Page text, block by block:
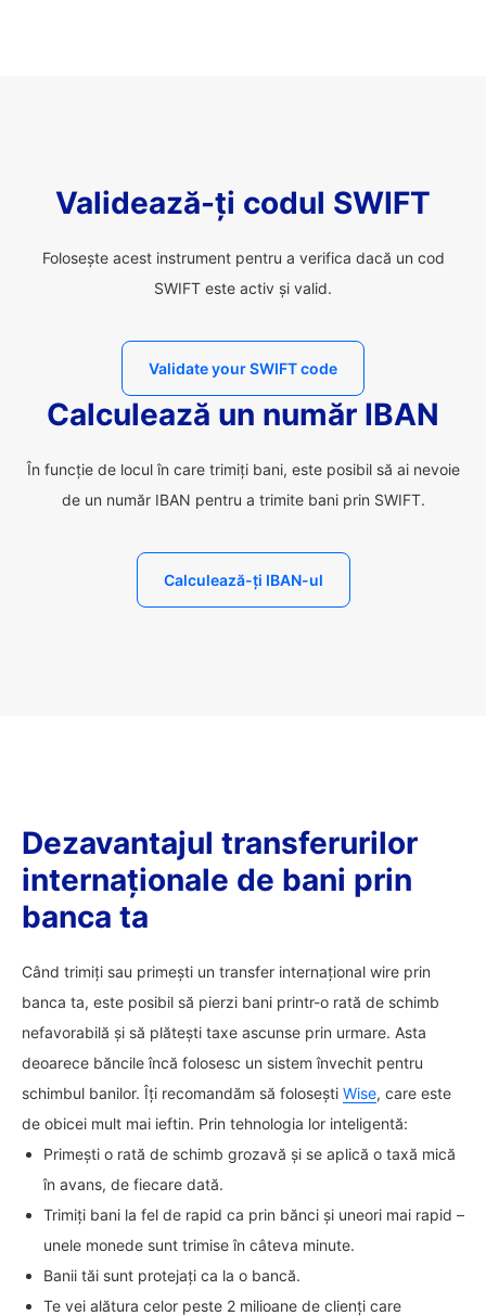
Validează-ți codul SWIFT
Folosește acest instrument pentru a verifica dacă un cod
SWIFT este activ și valid.
Validate your SWIFT code
Calculează un număr IBAN
În funcție de locul în care trimiți bani, este posibil să ai nevoie
de un număr IBAN pentru a trimite bani prin SWIFT.
Calculează-ți IBAN-ul
Dezavantajul transferurilor
internaționale de bani prin
banca ta
Când trimiți sau primești un transfer internațional wire prin
banca ta, este posibil să pierzi bani printr-o rată de schimb
nefavorabilă și să plătești taxe ascunse prin urmare. Asta
deoarece băncile încă folosesc un sistem învechit pentru
schimbul banilor. Îți recomandăm să folosești Wise, care este
de obicei mult mai ieftin. Prin tehnologia lor inteligentă:
Primești o rată de schimb grozavă și se aplică o taxă mică
în avans, de fiecare dată.
Trimiți bani la fel de rapid ca prin bănci și uneori mai rapid –
unele monede sunt trimise în câteva minute.
Banii tăi sunt protejați ca la o bancă.
Te vei alătura celor peste 2 milioane de clienți care